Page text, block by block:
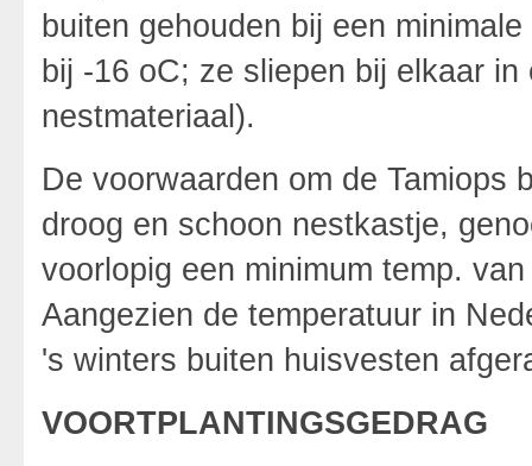
buiten gehouden bij een
bij -16 oC; ze sliepen bij elkaar
nestmateriaal).
De voorwaarden om de Tamiops
droog en schoon nestkastje,
voorlopig een minimum temp.
Aangezien de temperatuur in
's winters buiten huisvesten
VOORTPLANTINGSGEDRAG